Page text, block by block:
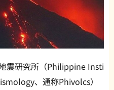
震研究所（Philippine Insti
、通称Phivolcs）